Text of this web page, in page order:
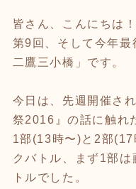
皆さん、こんにちは！
第9回、そして今年
二鷹三小橋」です。
今日は、先週開催さ
祭2016』の話に触れ
1部(13時〜)と2部(17
クバトル、まず1部
トルでした。